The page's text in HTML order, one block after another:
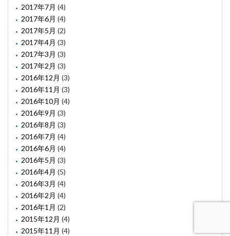
2017年7月 (4)
2017年6月 (4)
2017年5月 (2)
2017年4月 (3)
2017年3月 (3)
2017年2月 (3)
2016年12月 (3)
2016年11月 (3)
2016年10月 (4)
2016年9月 (3)
2016年8月 (3)
2016年7月 (4)
2016年6月 (4)
2016年5月 (3)
2016年4月 (5)
2016年3月 (4)
2016年2月 (4)
2016年1月 (2)
2015年12月 (4)
2015年11月 (4)